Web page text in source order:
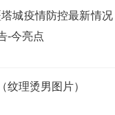
城疫情防控最新情
-今亮点
纹理烫男图片）